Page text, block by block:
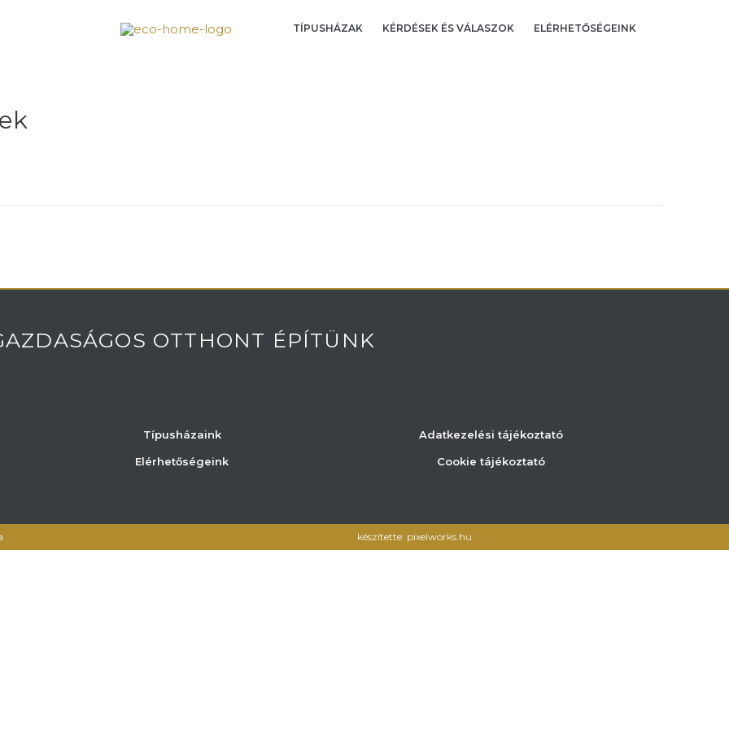
TÍPUSHÁZAK KÉRDÉSEK ÉS VÁLASZOK ELÉRHETŐSÉGEINK
OTTHONT ÉPÍTÜNK
Típusházaink
Elérhetőségeink
Adatkezelési tájékoztató
Cookie tájékoztató
készítette: pixelworks.hu